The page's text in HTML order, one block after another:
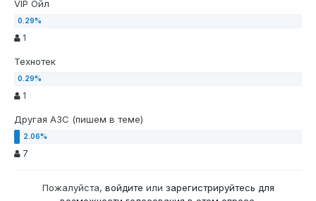
VIP Ойл
1
Технотек
1
Другая АЗС (пишем в теме)
7
Пожалуйста, войдите или зарегистрируйтесь для